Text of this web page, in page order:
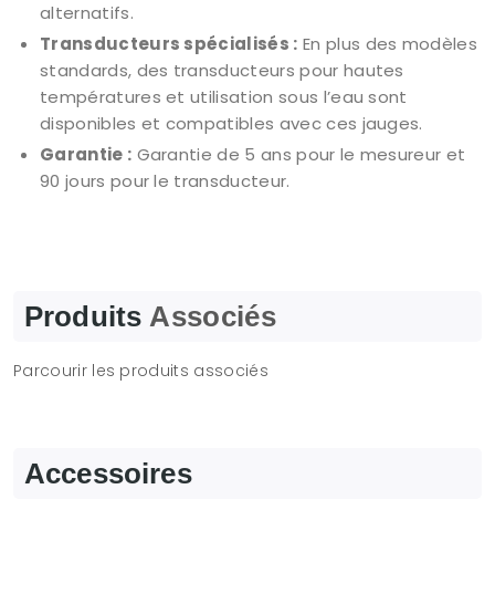
alternatifs.
Transducteurs spécialisés : En plus des modèles
standards, des transducteurs pour hautes
températures et utilisation sous l’eau sont
disponibles et compatibles avec ces jauges.
Garantie : Garantie de 5 ans pour le mesureur et
90 jours pour le transducteur.
ProduitsAssociés
Parcourir les produits associés
Accessoires